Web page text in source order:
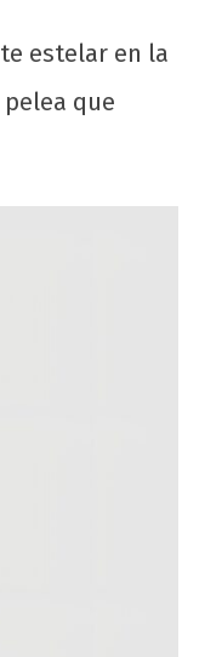
estelar en la
que